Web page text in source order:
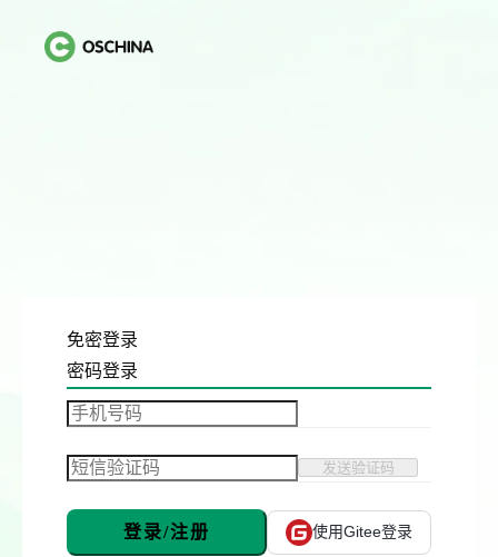
免密登录
密码登录
发送验证码
登录/注册 使用Gitee登录